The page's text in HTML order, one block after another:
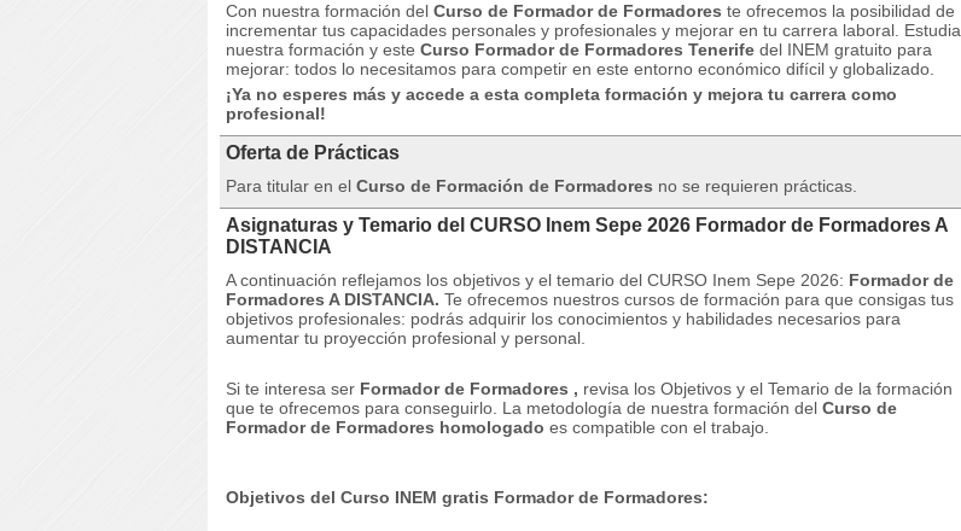
Con nuestra formación del Curso de Formador de Formadores te ofrecemos la posibilidad de
incrementar tus capacidades personales y profesionales y mejorar en tu carrera laboral. Estudia
nuestra formación y este Curso Formador de Formadores Tenerife del INEM gratuito para
mejorar: todos lo necesitamos para competir en este entorno económico difícil y globalizado.
¡Ya no esperes más y accede a esta completa formación y mejora tu carrera como
profesional!
Oferta de Prácticas
Para titular en el Curso de Formación de Formadores no se requieren prácticas.
Asignaturas y Temario del CURSO Inem Sepe 2026 Formador de Formadores A
DISTANCIA
A continuación reflejamos los objetivos y el temario del CURSO Inem Sepe 2026: Formador de
Formadores A DISTANCIA. Te ofrecemos nuestros cursos de formación para que consigas tus
objetivos profesionales: podrás adquirir los conocimientos y habilidades necesarios para
aumentar tu proyección profesional y personal.
Si te interesa ser Formador de Formadores , revisa los Objetivos y el Temario de la formación
que te ofrecemos para conseguirlo. La metodología de nuestra formación del Curso de
Formador de Formadores homologado es compatible con el trabajo.
Objetivos del Curso INEM gratis Formador de Formadores: